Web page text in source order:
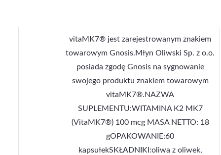
vitaMK7® jest zarejestrowanym znakiem
towarowym Gnosis.Młyn Oliwski Sp. z o.o.
posiada zgodę Gnosis na sygnowanie
swojego produktu znakiem towarowym
vitaMK7®.NAZWA
SUPLEMENTU:WITAMINA K2 MK7
(VitaMK7®) 100 mcg MASA NETTO: 18
gOPAKOWANIE:60
kapsułekSKŁADNIKI:oliwa z oliwek,